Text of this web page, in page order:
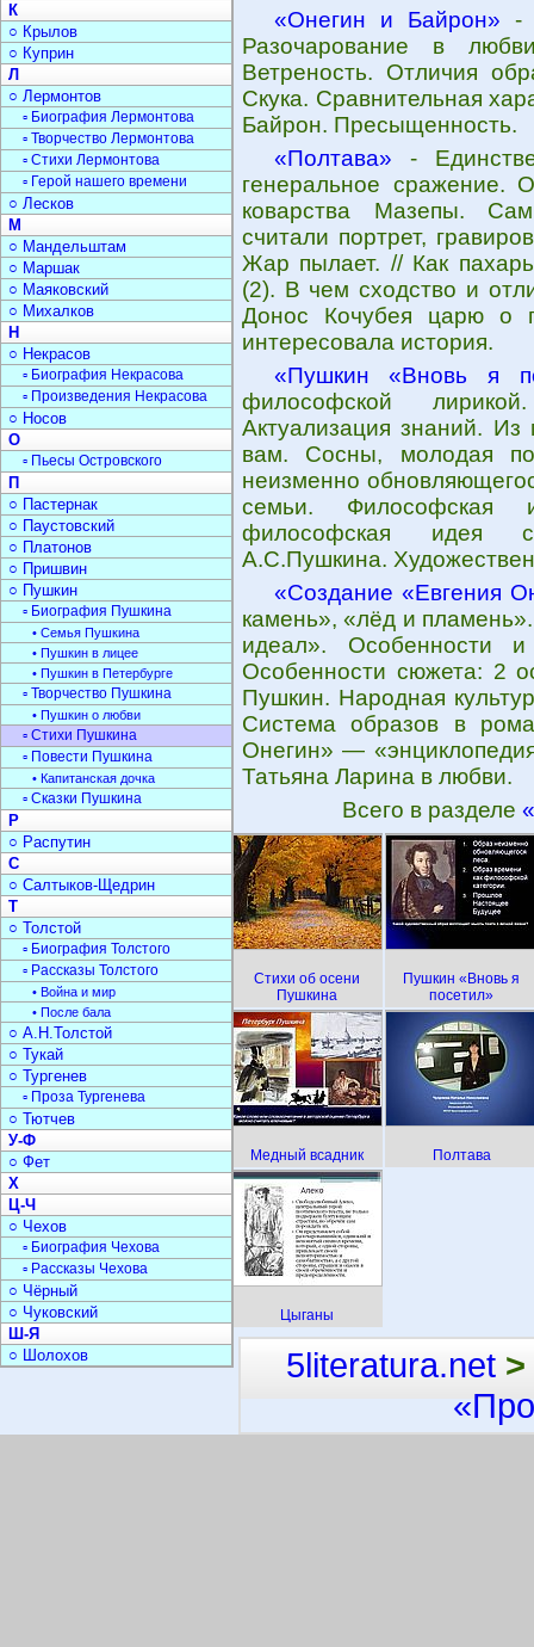
«Онегин и Байрон» -
Разочарование в
Ветреность. Отличия
Скука. Сравнительная
Байрон. Пресыщенность.
«Полтава» -
генеральное сражение.
коварства Мазепы.
считали портрет,
Жар пылает. // Как
(2). В чем сходство и
Донос Кочубея царю о
интересовала история.
«Пушкин «Вновь я
философской
Актуализация знаний.
вам. Сосны, молодая
неизменно
семьи. Философская
философская идея
А.С.Пушкина.
«Создание «Евгения
камень», «лёд и
идеал». Особенности
Особенности сюжета: 2
Пушкин. Народная
Система образов в
Онегин» —
Татьяна Ларина в любви.
Всего в разделе
Стихи об осени
Пушкина
Пушкин «Вновь я
посетил»
Медный всадник Полтава
Цыганы
К
○ Крылов
○ Куприн
Л
○ Лермонтов
▫ Биография Лермонтова
▫ Творчество Лермонтова
▫ Стихи Лермонтова
▫ Герой нашего времени
○ Лесков
М
○ Мандельштам
○ Маршак
○ Маяковский
○ Михалков
Н
○ Некрасов
▫ Биография Некрасова
▫ Произведения Некрасова
○ Носов
О
▫ Пьесы Островского
П
○ Пастернак
○ Паустовский
○ Платонов
○ Пришвин
○ Пушкин
▫ Биография Пушкина
• Семья Пушкина
• Пушкин в лицее
• Пушкин в Петербурге
▫ Творчество Пушкина
• Пушкин о любви
▫ Стихи Пушкина
▫ Повести Пушкина
• Капитанская дочка
▫ Сказки Пушкина
Р
○ Распутин
С
○ Салтыков-Щедрин
Т
○ Толстой
▫ Биография Толстого
▫ Рассказы Толстого
• Война и мир
• После бала
○ А.Н.Толстой
○ Тукай
○ Тургенев
▫ Проза Тургенева
○ Тютчев
У-Ф
○ Фет
Х
Ц-Ч
○ Чехов
▫ Биография Чехова
▫ Рассказы Чехова
○ Чёрный
○ Чуковский
Ш-Я
○ Шолохов
5literatura.net >